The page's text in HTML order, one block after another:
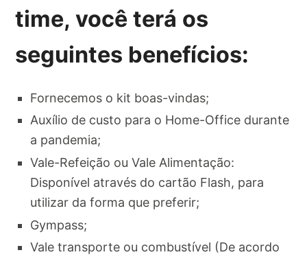
time, você terá os
seguintes benefícios:
Fornecemos o kit boas-vindas;
Auxílio de custo para o Home-Office durante
a pandemia;
Vale-Refeição ou Vale Alimentação:
Disponível através do cartão Flash, para
utilizar da forma que preferir;
Gympass;
Vale transporte ou combustível (De acordo